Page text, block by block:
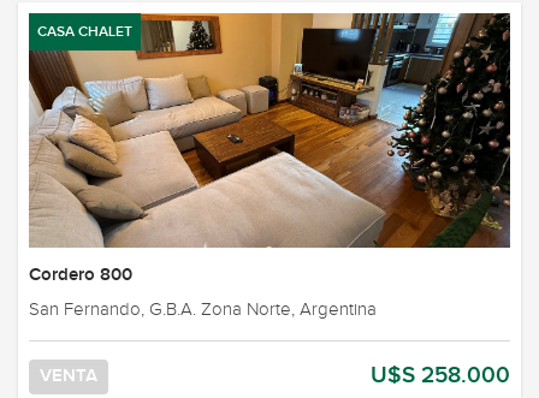
CASA CHALET
Cordero 800
San Fernando, G.B.A. Zona Norte, Argentina
VENTA U$S 258.000